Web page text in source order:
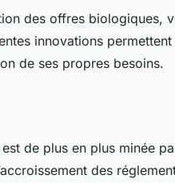
des offres biologiques,
innovations
de ses propres besoins.
de plus en plus minée
des